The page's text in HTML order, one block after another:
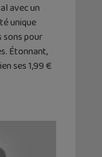
avec un
unique
sons pour
Étonnant,
ses 1,99 €